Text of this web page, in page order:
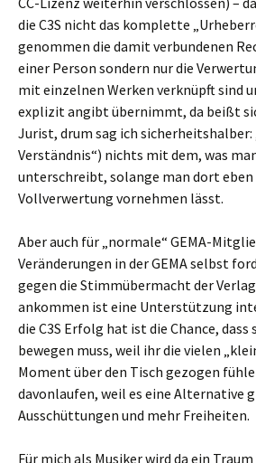
die C3S nicht das komplette
genommen die damit verbundenen
einer Person sondern nur die
mit einzelnen Werken verknüpft sind
explizit angibt übernimmt, da beißt
Jurist, drum sag ich sicherheitshalber:
Verständnis“) nichts mit dem, was
unterschreibt, solange man dort eben
Vollverwertung vornehmen lässt.
Aber auch für „normale“ GEMA-
Veränderungen in der GEMA selbst
gegen die Stimmübermacht der
ankommen ist eine Unterstützung
die C3S Erfolg hat ist die Chance, dass
bewegen muss, weil ihr die vielen
Moment über den Tisch gezogen
davonlaufen, weil es eine Alternative
Ausschüttungen und mehr Freiheiten.
Für mich als Musiker wird da ein